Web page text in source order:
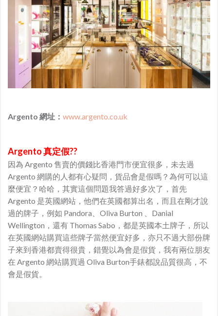
Argento 網址： www.argento.co.uk
Argento 真定假??
因為 Argento 售賣的價錢比香港門市便宜很多，未去過
Argento 網購的人都有心疑問，貨品會是假嗎？為何可以這
麼便宜？哈哈，其實這個問題我答過好多次了，首先
Argento 是英國網站，他們在英國都算出名，而且在剛才說
過的牌子，例如 Pandora、Oliva Burton 、Danial
Wellington，還有 Thomas Sabo，都是英國本土牌子，所以
在英國網站購買這些牌子當然便宜好多，亦只不過大部份牌
子來到香港都賣得很貴，錯覺以為會是假貨，我有兩位朋友
在 Argento 網站購買過 Oliva Burton手錶都說品質很高，不
會是假貨。